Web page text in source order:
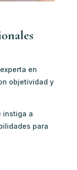
en
objetividad y
instiga a
para